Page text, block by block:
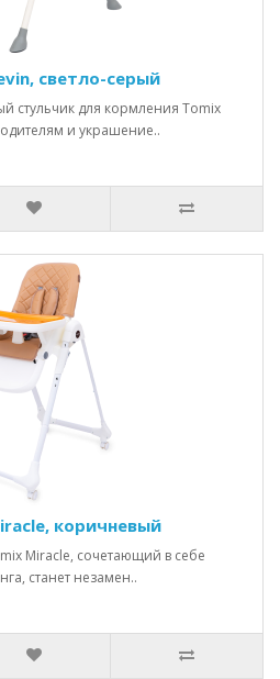
светло-серый
стульчик для кормления Tomix
и украшение..
коричневый
Miracle, сочетающий в себе
станет незамен..